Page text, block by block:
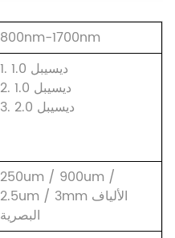
800nm-1700nm
1. 1.0 ديسيبل
2. 1.0 ديسيبل
3. 2.0 ديسيبل
250um / 900um /
2.5um / 3mm الألياف
البصرية